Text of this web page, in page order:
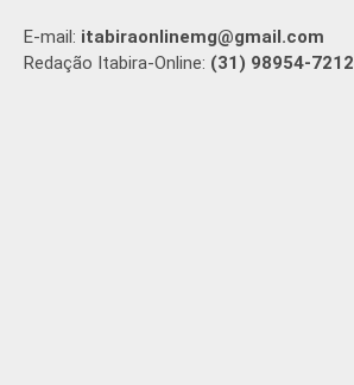
E-mail: itabiraonlinemg@gmail.com
Redação Itabira-Online: (31) 98954-7212